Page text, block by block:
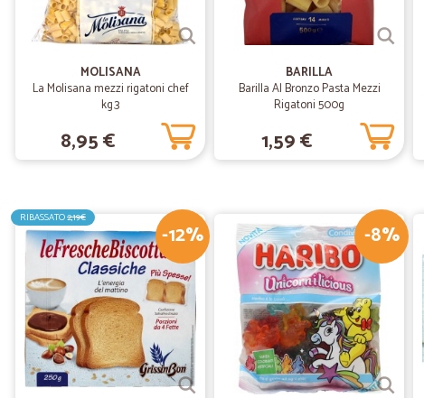
MOLISANA
La Molisana mezzi rigatoni chef
kg.3
8,95 €
BARILLA
Barilla Al Bronzo Pasta Mezzi
Rigatoni 500g
1,59 €
-12%
RIBASSATO2,19€
-8%